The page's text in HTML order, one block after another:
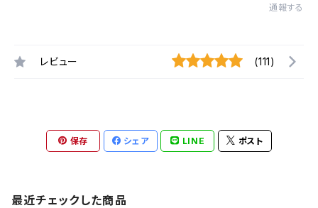
通報する
レビュー (111)
保存 シェア LINE ポスト
最近チェックした商品